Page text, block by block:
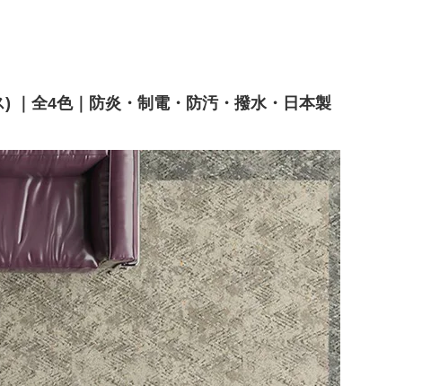
場合がございます。
。
｜全4色｜防炎・制電・防汚・撥水・日本製